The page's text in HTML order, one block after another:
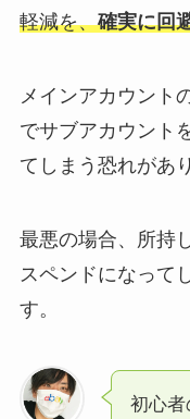
軽減を、確実に回
メインアカウント
でサブアカウント
てしまう恐れがあ
最悪の場合、所持
スペンドになって
す。
初心者